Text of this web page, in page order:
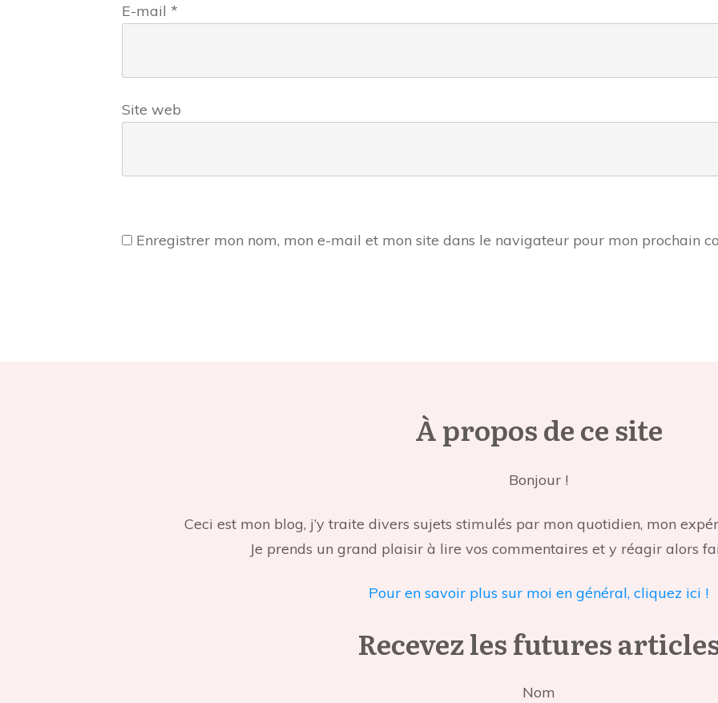
E-mail *
Site web
Enregistrer mon nom, mon e-mail et mon site dans le navigateur pour mon prochain
À propos de ce site
Bonjour !
Ceci est mon blog, j’y traite divers sujets stimulés par mon quotidien, mon
Je prends un grand plaisir à lire vos commentaires et y réagir alors
Pour en savoir plus sur moi en général, cliquez ici !
Recevez les futures
Nom